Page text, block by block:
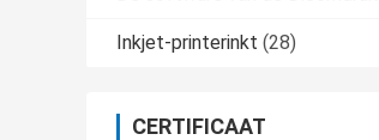
Inkjet-printerinkt (28)
CERTIFICAAT